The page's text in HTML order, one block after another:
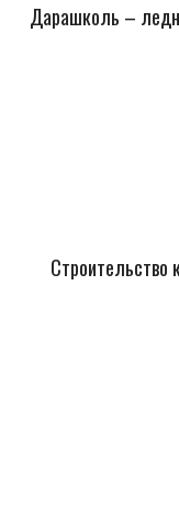
Дарашколь –
Строительство